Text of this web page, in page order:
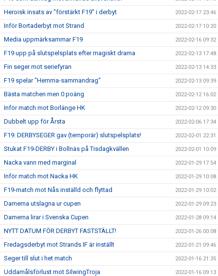
Heroisk insats av "förstärkt F19" i derbyt 2022-02-17 23:46
Inför Bortaderbyt mot Strand 2022-02-17 10:20
Media uppmärksammar F19 2022-02-16 09:32
F19 upp på slutspelsplats efter magiskt drama 2022-02-13 17:48
Fin seger mot seriefyran 2022-02-13 14:33
F19 spelar "Hemma-sammandrag" 2022-02-13 09:39
Bästa matchen men 0 poäng 2022-02-12 16:02
Inför match mot Borlänge HK 2022-02-12 09:30
Dubbelt upp för Årsta 2022-02-06 17:34
F19: DERBYSEGER gav (temporär) slutspelsplats! 2022-02-01 22:31
Stukat F19-DERBY i Bollnäs på Tisdagkvällen 2022-02-01 10:09
Nacka vann med marginal 2022-01-29 17:54
Inför match mot Nacka HK 2022-01-29 10:08
F19-match mot Nås inställd och flyttad 2022-01-29 10:02
Damerna utslagna ur cupen 2022-01-29 09:23
Damerna lirar i Svenska Cupen 2022-01-28 09:14
NYTT DATUM FÖR DERBYT FASTSTÄLLT! 2022-01-26 00:08
Fredagsderbyt mot Strands IF är inställt 2022-01-21 09:46
Seger till slut i het match 2022-01-16 21:35
Uddamålsförlust mot SilwingTroja 2022-01-16 09:13